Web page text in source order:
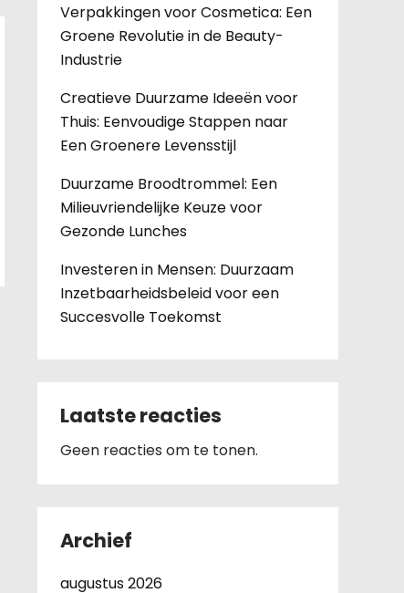
Verpakkingen voor Cosmetica: Een
Groene Revolutie in de Beauty-
Industrie
Creatieve Duurzame Ideeën voor
Thuis: Eenvoudige Stappen naar
Een Groenere Levensstijl
Duurzame Broodtrommel: Een
Milieuvriendelijke Keuze voor
Gezonde Lunches
Investeren in Mensen: Duurzaam
Inzetbaarheidsbeleid voor een
Succesvolle Toekomst
Laatste reacties
Geen reacties om te tonen.
Archief
augustus 2026